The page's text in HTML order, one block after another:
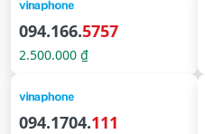
094.166.5757
2.500.000 ₫
094.1704.111